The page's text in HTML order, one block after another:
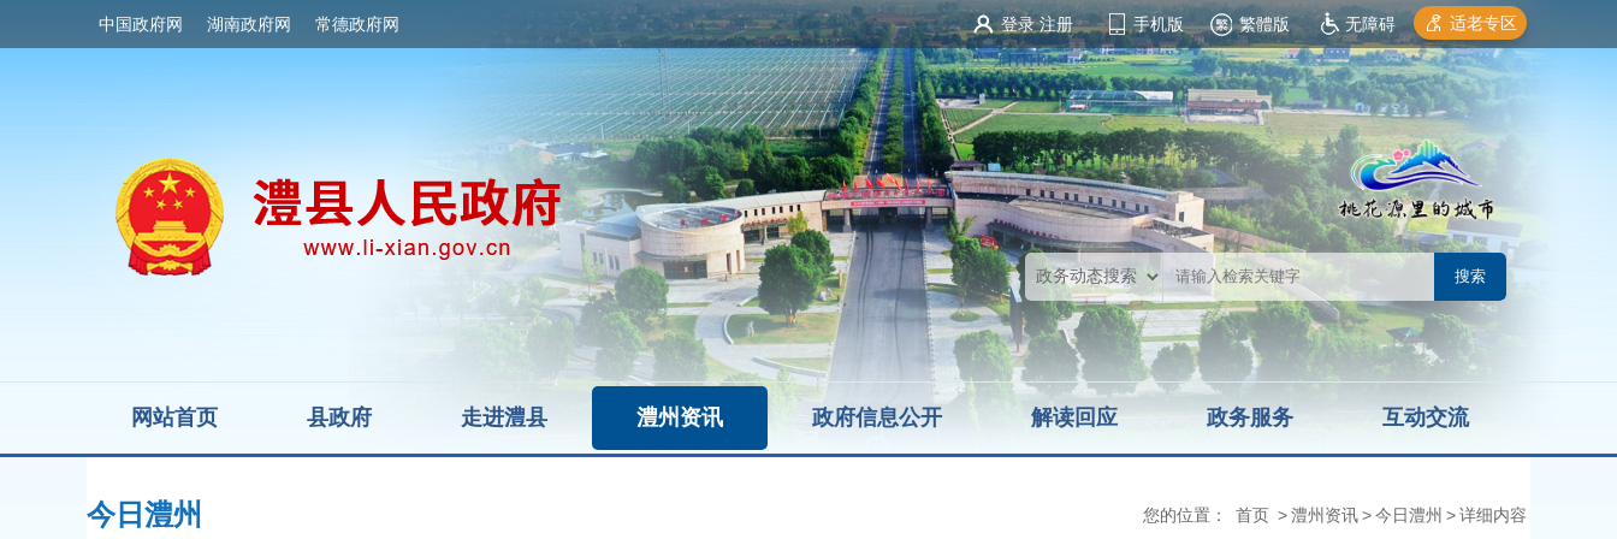
登录 注册 手机版 繁體版 无障碍 适老专区
中国政府网 湖南政府网 常德政府网
网站首页 县政府 走进澧县 澧州资讯 政府信息公开 解读回应 政务服务 互动交流
您的位置： 首页 >澧州资讯>今日澧州 >详细内容
今日澧州